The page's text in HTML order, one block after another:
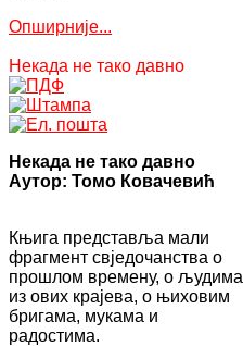
Опширније...
Некада не тако давно
Некада не тако давно
Аутор: Томо Ковачевић
Књига представља мали
фрагмент свједочанства о
прошлом времену, о људима
из ових крајева, о њиховим
бригама, мукама и
радостима.